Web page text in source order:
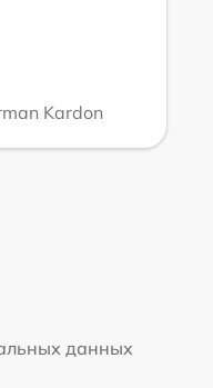
Kardon
данных